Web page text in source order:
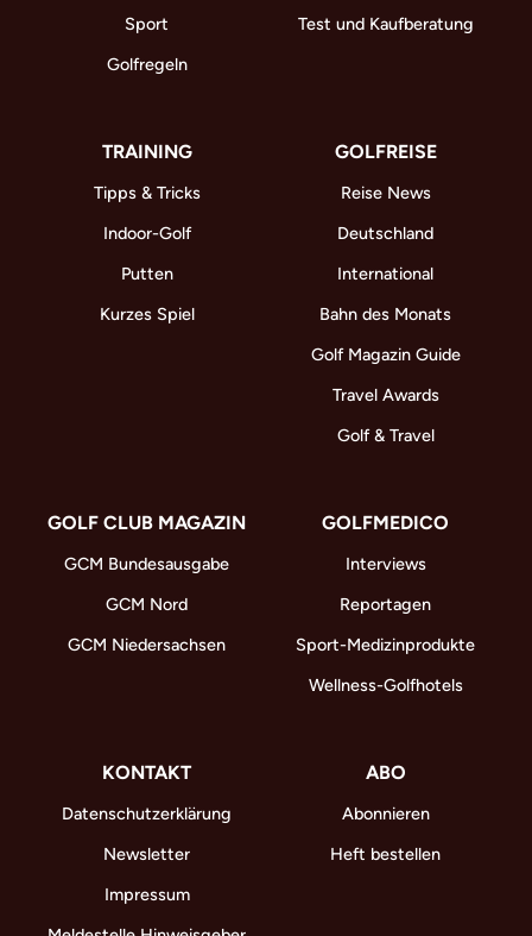
Sport
Golfregeln
Test und Kaufberatung
TRAINING
Tipps & Tricks
Indoor-Golf
Putten
Kurzes Spiel
GOLFREISE
Reise News
Deutschland
International
Bahn des Monats
Golf Magazin Guide
Travel Awards
Golf & Travel
GOLF CLUB MAGAZIN
GCM Bundesausgabe
GCM Nord
GCM Niedersachsen
GOLFMEDICO
Interviews
Reportagen
Sport-Medizinprodukte
Wellness-Golfhotels
KONTAKT
Datenschutzerklärung
Newsletter
Impressum
ABO
Abonnieren
Heft bestellen